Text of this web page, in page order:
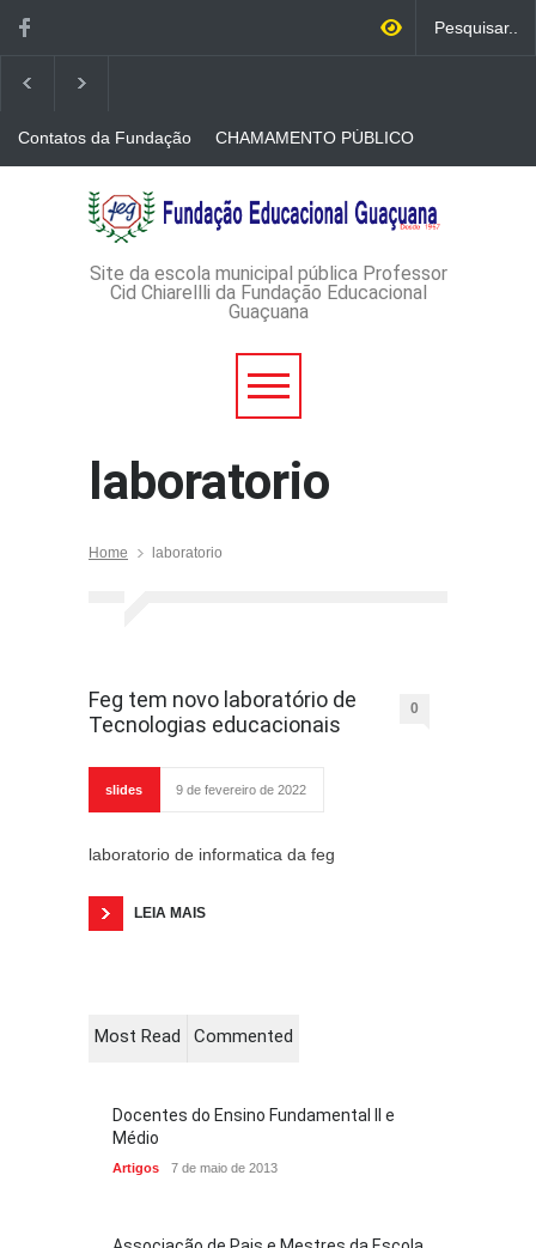
Contatos da Fundação
CHAMAMENTO PÚBLICO
CREDENCIAMENTO DE
IMPRESSOS
AVISO DE DISPENSA DE
LICITAÇÃO - DISPENSA DE
LICITAÇÃO Nº 53/2026-
ADMINISTRATIVO Nº
Site da escola municipal pública Professor
Cid Chiarellli da Fundação Educacional
Guaçuana
laboratorio
Home laboratorio
Feg tem novo laboratório de
Tecnologias educacionais
0
slides 9 de fevereiro de 2022
laboratorio de informatica da feg
LEIA MAIS
Most Read Commented
Docentes do Ensino Fundamental II e
Médio
Artigos 7 de maio de 2013